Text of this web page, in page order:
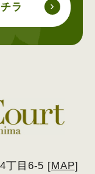
ラ
丁目6-5 [MAP]